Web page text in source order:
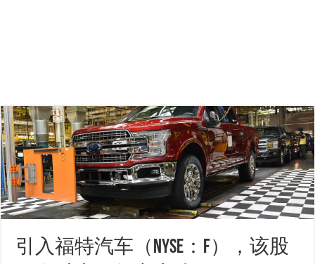
引入福特汽车（NYSE：F），该股